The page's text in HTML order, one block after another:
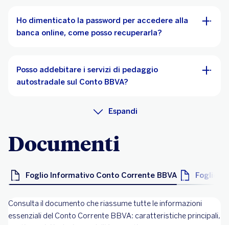
Ho dimenticato la password per accedere alla
banca online, come posso recuperarla?
Posso addebitare i servizi di pedaggio
autostradale sul Conto BBVA?
Espandi
Documenti
Foglio Informativo Conto Corrente BBVA Foglio
Consulta il documento che riassume tutte le informazioni
essenziali del Conto Corrente BBVA: caratteristiche principali,